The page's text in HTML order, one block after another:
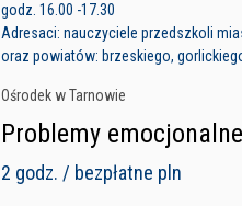
godz. 16.00 -17.30
Adresaci: nauczyciele przedszkoli
oraz powiatów: brzeskiego,
Ośrodek w Tarnowie
Problemy
2 godz. / bezpłatne pln